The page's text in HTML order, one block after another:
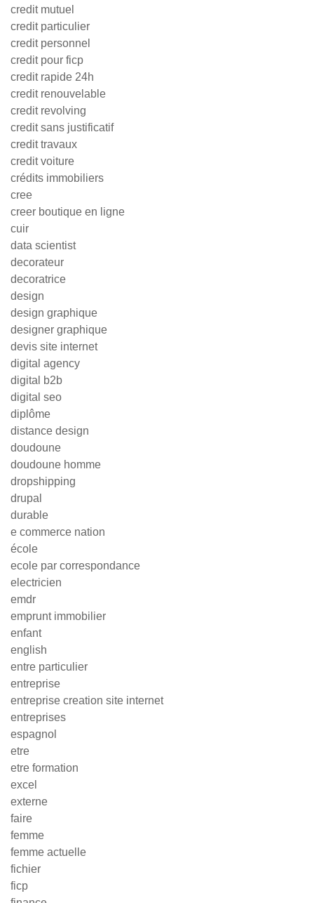
credit mutuel
credit particulier
credit personnel
credit pour ficp
credit rapide 24h
credit renouvelable
credit revolving
credit sans justificatif
credit travaux
credit voiture
crédits immobiliers
cree
creer boutique en ligne
cuir
data scientist
decorateur
decoratrice
design
design graphique
designer graphique
devis site internet
digital agency
digital b2b
digital seo
diplôme
distance design
doudoune
doudoune homme
dropshipping
drupal
durable
e commerce nation
école
ecole par correspondance
electricien
emdr
emprunt immobilier
enfant
english
entre particulier
entreprise
entreprise creation site internet
entreprises
espagnol
etre
etre formation
excel
externe
faire
femme
femme actuelle
fichier
ficp